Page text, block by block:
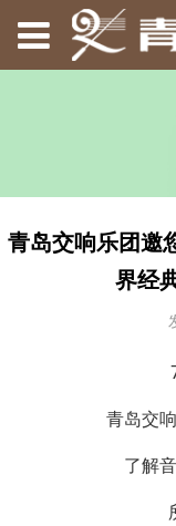
青岛交响乐团邀
界经
青岛交
了解